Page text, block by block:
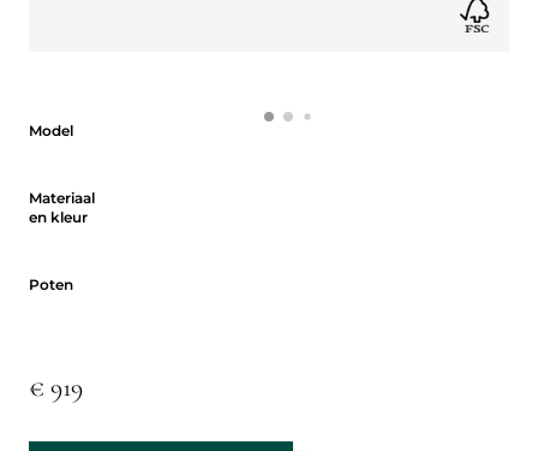
Model
Materiaal
en kleur
Poten
€ 919